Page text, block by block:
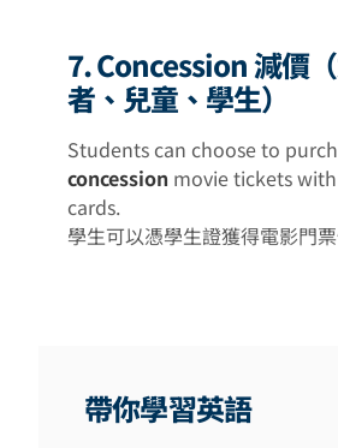
7. Concession 減價
者、兒童、學生）
Students can choose to
concession movie tickets
cards.
學生可以憑學生證獲得電影門
帶你學習英語